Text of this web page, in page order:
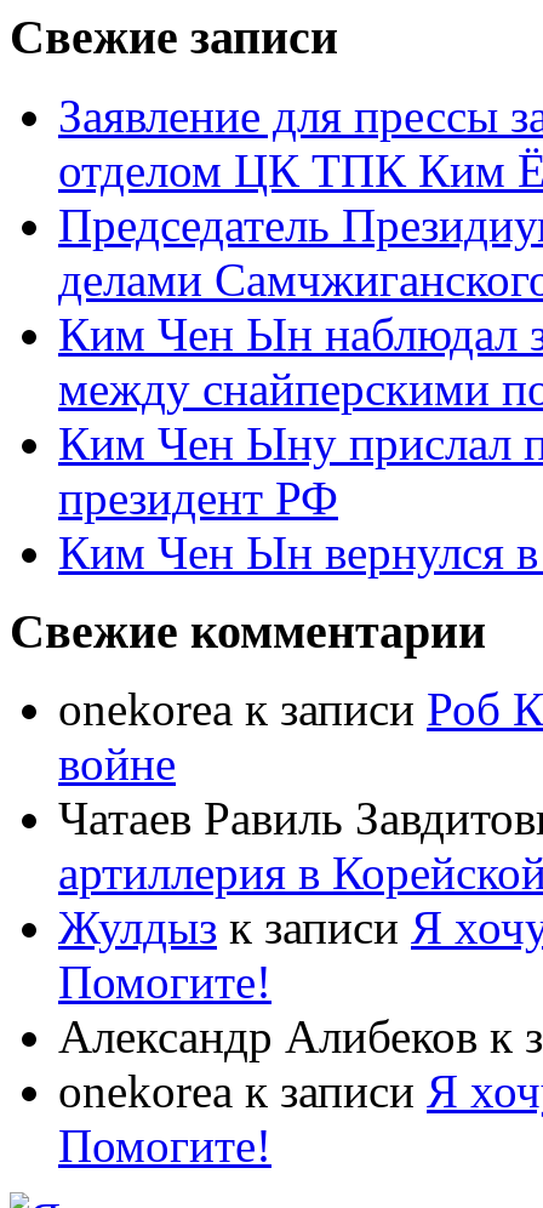
Свежие записи
Заявление для прессы
отделом ЦК ТПК Ким
Председатель
делами
Ким Чен Ын наблюдал
между снайперскими
Ким Чен Ыну прислал
президент РФ
Ким Чен Ын вернулся
Свежие комментарии
onekorea к записи Роб
войне
Чатаев Равиль
артиллерия в
Жулдыз к записи Я
Помогите!
Александр Алибеков к
onekorea к записи Я
Помогите!